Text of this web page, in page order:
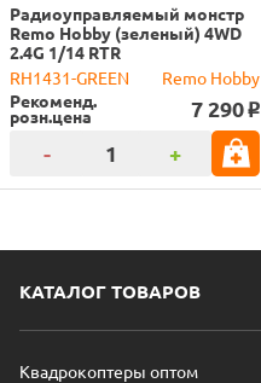
Радиоуправляемый монстр
Remo Hobby (зеленый) 4WD
2.4G 1/14 RTR
RH1431-GREEN
Remo Hobby
Рекоменд.
розн.цена 7 290 o
- +
КАТАЛОГ ТОВАРОВ
Квадрокоптеры оптом